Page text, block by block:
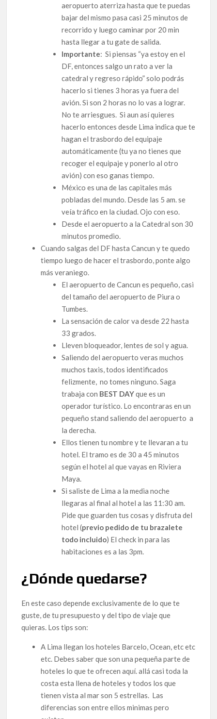
aeropuerto aterriza hasta que te puedas
bajar del mismo pasa casi 25 minutos de
recorrido y luego caminar por 20 min
hasta llegar a tu gate de salida.
Importante: Si piensas “ya estoy en el
DF, entonces salgo un rato a ver la
catedral y regreso rápido” solo podrás
hacerlo si tienes 3 horas ya fuera del
avión. Si son 2 horas no lo vas a lograr.
No te arriesgues. Si aun así quieres
hacerlo entonces desde Lima indica que te
hagan el trasbordo del equipaje
automáticamente (tu ya no tienes que
recoger el equipaje y ponerlo al otro
avión) con eso ganas tiempo.
México es una de las capitales más
pobladas del mundo. Desde las 5 am. se
veía tráfico en la ciudad. Ojo con eso.
Desde el aeropuerto a la Catedral son 30
minutos promedio.
Cuando salgas del DF hasta Cancun y te quedo
tiempo luego de hacer el trasbordo, ponte algo
más veraniego.
El aeropuerto de Cancun es pequeño, casi
del tamaño del aeropuerto de Piura o
Tumbes.
La sensación de calor va desde 22 hasta
33 grados.
Lleven bloqueador, lentes de sol y agua.
Saliendo del aeropuerto veras muchos
muchos taxis, todos identificados
felizmente, no tomes ninguno. Saga
trabaja con BEST DAYque es un
operador turístico. Lo encontraras en un
pequeño stand saliendo del aeropuerto a
la derecha.
Ellos tienen tu nombre y te llevaran a tu
hotel. El tramo es de 30 a 45 minutos
según el hotel al que vayas en Riviera
Maya.
Si saliste de Lima a la media noche
llegaras al final al hotel a las 11:30 am.
Pide que guarden tus cosas y disfruta del
hotel (previo pedido de tu brazalete
todo incluido) El check in para las
habitaciones es a las 3pm.
¿Dónde quedarse?
En este caso depende exclusivamente de lo que te
guste, de tu presupuesto y del tipo de viaje que
quieras. Los tips son:
A Lima llegan los hoteles Barcelo, Ocean, etc etc
etc. Debes saber que son una pequeña parte de
hoteles lo que te ofrecen aquí. allá casi toda la
costa esta llena de hoteles y todos los que
tienen vista al mar son 5 estrellas. Las
diferencias son entre ellos minimas pero